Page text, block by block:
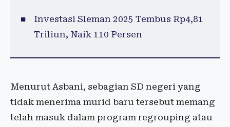
Investasi Sleman 2025 Tembus Rp4,81
Triliun, Naik 110 Persen
Menurut Asbani, sebagian SD negeri yang
tidak menerima murid baru tersebut memang
telah masuk dalam program regrouping atau